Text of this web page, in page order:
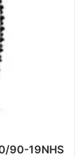
90-19NHS